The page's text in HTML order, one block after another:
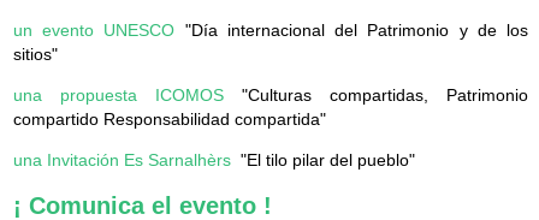
un evento UNESCO "Día internacional del Patrimonio y de los
sitios"
una propuesta ICOMOS "Culturas compartidas, Patrimonio
compartido Responsabilidad compartida"
una Invitación Es Sarnalhèrs "El tilo pilar del pueblo"
¡ Comunica el evento !